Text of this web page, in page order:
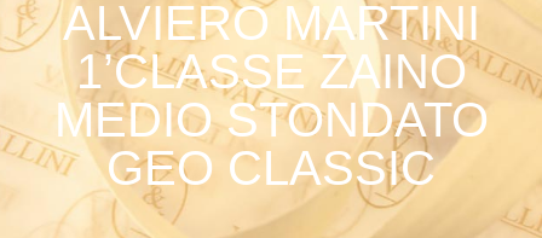
ALVIERO MARTINI
1’CLASSE ZAINO
MEDIO STONDATO
GEO CLASSIC